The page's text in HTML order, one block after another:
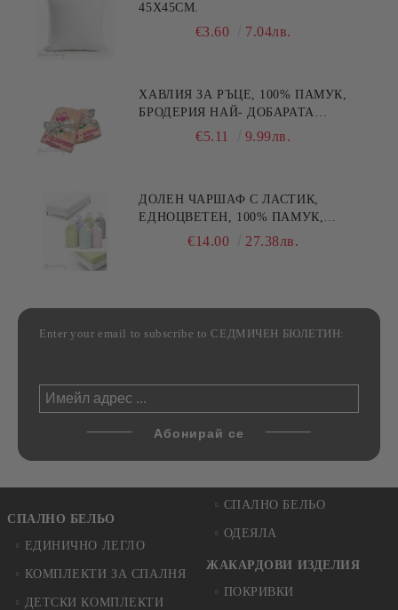
45X45СМ.
€3.60 7.04лв.
ХАВЛИЯ ЗА РЪЦЕ, 100% ПАМУК,
БРОДЕРИЯ НАЙ- ДОБАРАТА
МАЙКА/БАБА , РАЗМЕР:
€5.11 9.99лв.
ДОЛЕН ЧАРШАФ С ЛАСТИК,
ЕДНОЦВЕТЕН, 100% ПАМУК,
РАЗЛИЧНИ РАЗМЕРИ
€14.00 27.38лв.
Enter your email to subscribe to СЕДМИЧЕН БЮЛЕТИН:
СПАЛНО БЕЛЬО
ЕДИНИЧНО ЛЕГЛО
КОМПЛЕКТИ ЗА СПАЛНЯ
ДЕТСКИ КОМПЛЕКТИ
СПАЛНО БЕЛЬО
ОДЕЯЛА
ЖАКАРДОВИ ИЗДЕЛИЯ
ПОКРИВКИ